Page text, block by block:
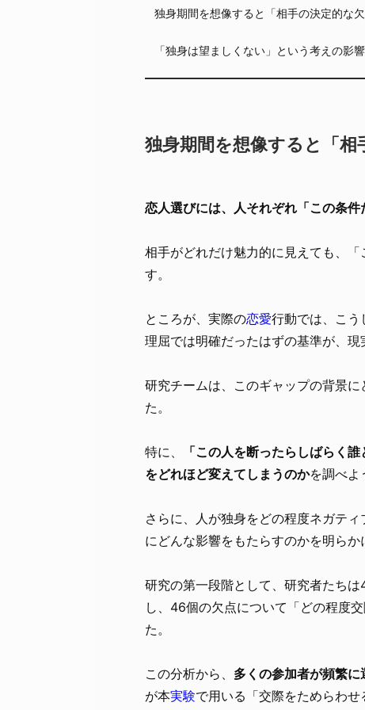
独身期間を想像すると「相手の決定的な
「独身は望ましくない」という考えの影
独身期間を想像すると「相
恋人選びには、人それぞれ「この条件
相手がどれだけ魅力的に見えても、
す。
ところが、実際の恋愛行動では、こう
理屈では明確だったはずの基準が、現
研究チームは、このギャップの背景
た。
特に、
「この人を断ったらしばらく
をどれほど変えてしまうのかを調べよ
さらに、人が独身をどの程度ネガテ
にどんな影響をもたらすのかを明らか
研究の第一段階として、研究者たち
し、46個の欠点について「どの程度
た。
この分析から、 多くの参加者が頻繁
が本実験で用いる「交際をためらわせ